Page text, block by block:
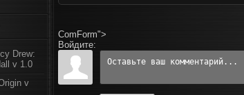
Drew:
v 1.0
v
ComForm">
Войдите: